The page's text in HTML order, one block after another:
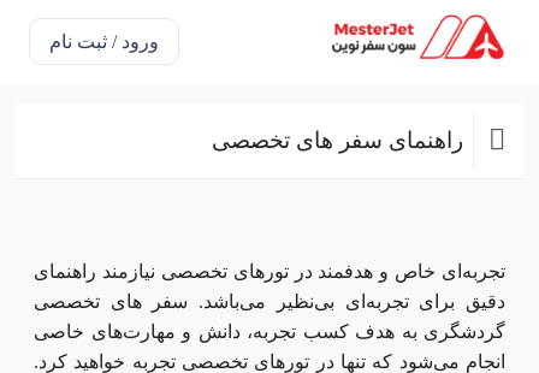
ورود / ثبت نام
راهنمای سفر های تخصصی
تجربه‌ای خاص و هدفمند در تور‌های تخصصی نیازمند راهنمای
دقیق برای تجربه‌ای بی‌نظیر می‌باشد. سفر های تخصصی
گردشگری به هدف کسب تجربه، دانش و مهارت‌های خاصی
انجام می‌شود که تنها در تورهای تخصصی تجربه خواهید کرد.